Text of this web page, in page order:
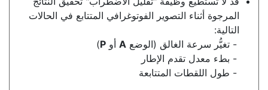
المرجوة أثناء التصوير الفوتوغرافي المتتابع في الحالات
التالية:
تغيُّر سرعة الغالق (الوضع A أو P
)
بطء معدل تقدم الإطار
طول اللقطات المتتابعة